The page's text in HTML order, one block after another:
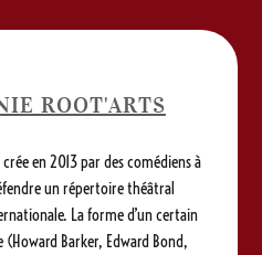
ROOT'ARTS
en 2013 par des comédiens à
un répertoire théâtral
La forme d’un certain
Barker, Edward Bond,